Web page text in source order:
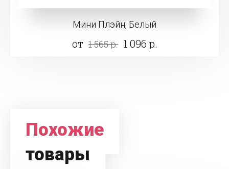
Мини Плэйн, Белый
от 1 565 р. 1 096 р.
Похожие
товары